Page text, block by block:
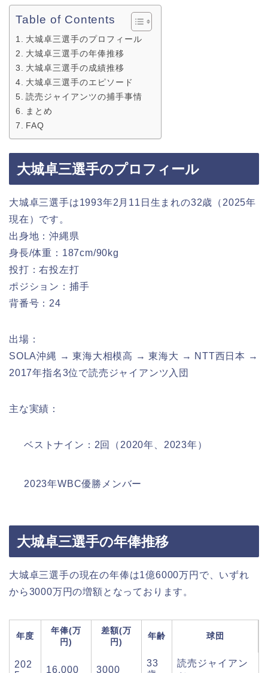
Table of Contents
大城卓三選手のプロフィール
大城卓三選手の年俸推移
大城卓三選手の成績推移
大城卓三選手のエピソード
読売ジャイアンツの捕手事情
まとめ
FAQ
大城卓三選手のプロフィール
大城卓三選手は1993年2月11日生まれの32歳（2025年
現在）です。
出身地：沖縄県
身長/体重：187cm/90kg
投打：右投左打
ポジション：捕手
背番号：24
出場：
SOLA沖縄 → 東海大相模高 → 東海大 → NTT西日本 →
2017年指名3位で読売ジャイアンツ入団
主な実績：
ベストナイン：2回（2020年、2023年）
2023年WBC優勝メンバー
大城卓三選手の年俸推移
大城卓三選手の現在の年俸は1億6000万円で、いずれ
から3000万円の増額となっております。
年度
年俸(万
円)
差額(万
円)
年齢 球団
202
16,000 3000
33
読売ジャイアン